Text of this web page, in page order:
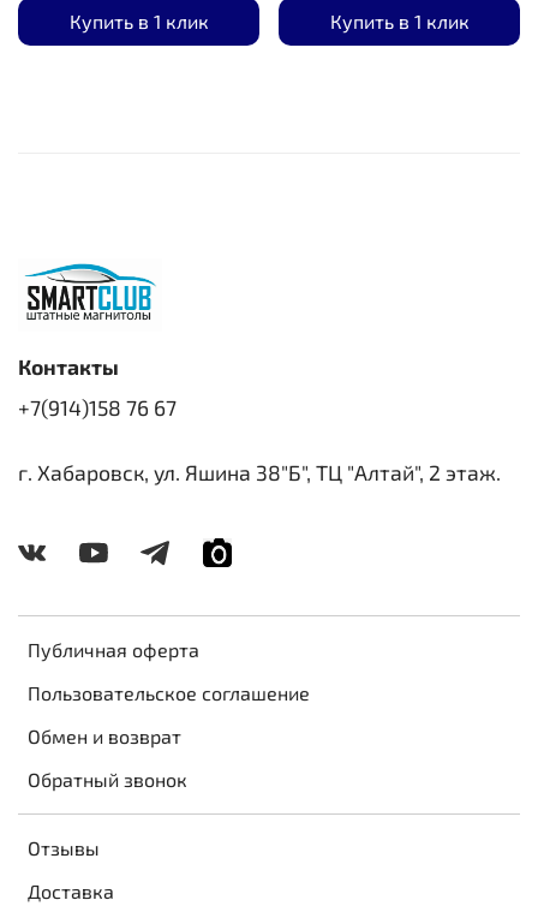
Купить в 1 клик Купить в 1 клик
Публичная оферта
Пользовательское соглашение
Обмен и возврат
Обратный звонок
Отзывы
Доставка
Контакты
+7(914)158 76 67
г. Хабаровск, ул. Яшина 38"Б", ТЦ "Алтай", 2 этаж.